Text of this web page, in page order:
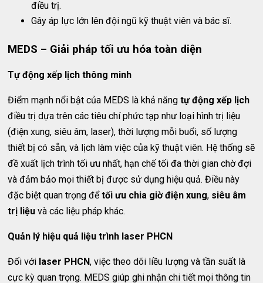
điều trị.
Gây áp lực lớn lên đội ngũ kỹ thuật viên và bác sĩ.
MEDS – Giải pháp tối ưu hóa toàn diện
Tự động xếp lịch thông minh
Điểm mạnh nổi bật của MEDS là khả năngtự động xếp lịch
điều trị dựa trên các tiêu chí phức tạp như loại hình trị liệu
(điện xung, siêu âm, laser), thời lượng mỗi buổi, số lượng
thiết bị có sẵn, và lịch làm việc của kỹ thuật viên. Hệ thống sẽ
đề xuất lịch trình tối ưu nhất, hạn chế tối đa thời gian chờ đợi
và đảm bảo mọi thiết bị được sử dụng hiệu quả. Điều này
đặc biệt quan trọng đểtối ưu chia giờ điện xung, siêu âm
trị liệu và các liệu pháp khác.
Quản lý hiệu quả liệu trình laser PHCN
Đối với laser PHCN, việc theo dõi liều lượng và tần suất là
cực kỳ quan trọng. MEDS giúp ghi nhận chi tiết mọi thông tin